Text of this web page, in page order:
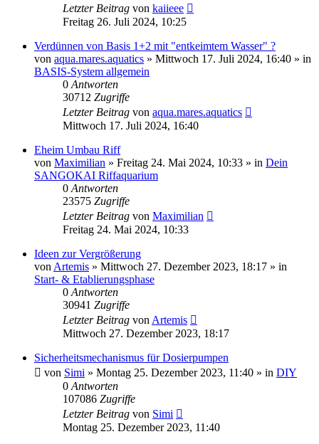
Letzter Beitrag von kaiieee
Freitag 26. Juli 2024, 10:25
Verdünnen von Basis 1+2 mit "entkeimtem Wasser" ?
von aqua.mares.aquatics » Mittwoch 17. Juli 2024, 16:40 » in
BASIS-System allgemein
0 Antworten
30712 Zugriffe
Letzter Beitrag von aqua.mares.aquatics
Mittwoch 17. Juli 2024, 16:40
Eheim Umbau Riff
von Maximilian » Freitag 24. Mai 2024, 10:33 » in Dein
SANGOKAI Riffaquarium
0 Antworten
23575 Zugriffe
Letzter Beitrag von Maximilian
Freitag 24. Mai 2024, 10:33
Ideen zur Vergrößerung
von Artemis » Mittwoch 27. Dezember 2023, 18:17 » in
Start- & Etablierungsphase
0 Antworten
30941 Zugriffe
Letzter Beitrag von Artemis
Mittwoch 27. Dezember 2023, 18:17
Sicherheitsmechanismus für Dosierpumpen
von Simi » Montag 25. Dezember 2023, 11:40 » in DIY
0 Antworten
107086 Zugriffe
Letzter Beitrag von Simi
Montag 25. Dezember 2023, 11:40